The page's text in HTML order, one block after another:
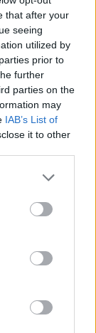
that after your
seeing
utilized by
prior to
further
parties on the
may
IAB’s List of
it to other
more Google
may click to
tags to
Google